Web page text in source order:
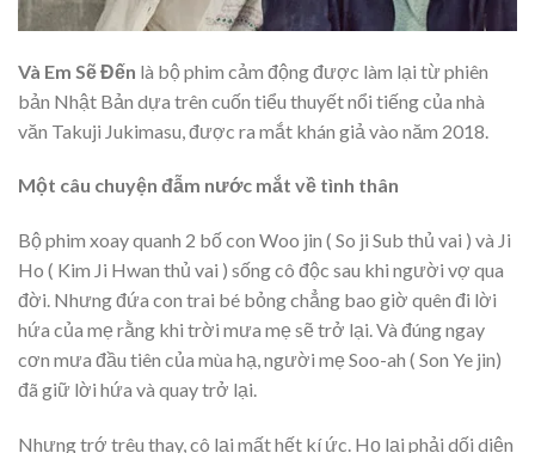
Và Em Sẽ Đến là bộ phim cảm động được làm lại từ phiên
bản Nhật Bản dựa trên cuốn tiểu thuyết nổi tiếng của nhà
văn Takuji Jukimasu, được ra mắt khán giả vào năm 2018.
Một câu chuyện đẫm nước mắt về tình thân
Bộ phim xoay quanh 2 bố con Woo jin ( So ji Sub thủ vai ) và Ji
Ho ( Kim Ji Hwan thủ vai ) sống cô độc sau khi người vợ qua
đời. Nhưng đứa con trai bé bỏng chẳng bao giờ quên đi lời
hứa của mẹ rằng khi trời mưa mẹ sẽ trở lại. Và đúng ngay
cơn mưa đầu tiên của mùa hạ, người mẹ Soo-ah ( Son Ye jin)
đã giữ lời hứa và quay trở lại.
Nhưng trớ trêu thay, cô lại mất hết kí ức. Họ lại phải dối diện